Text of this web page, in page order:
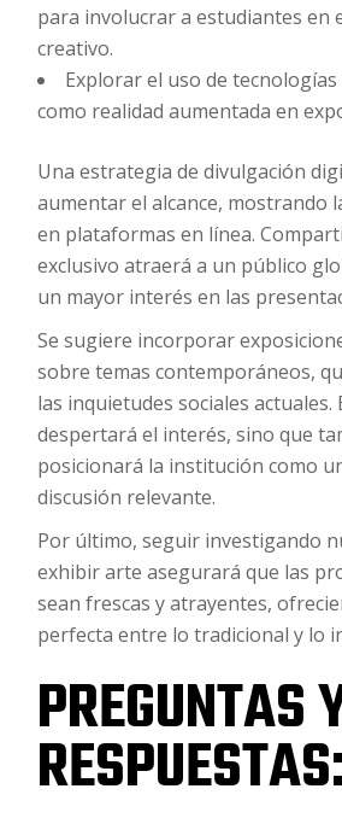
para involucrar a estudiantes en
creativo.
Explorar el uso de
como realidad aumentada en
Una estrategia de divulgación
aumentar el alcance, mostrando
en plataformas en línea.
exclusivo atraerá a un público
un mayor interés en las
Se sugiere incorporar
sobre temas contemporáneos,
las inquietudes sociales actuales.
despertará el interés, sino que
posicionará la institución como
discusión relevante.
Por último, seguir investigando
exhibir arte asegurará que las
sean frescas y atrayentes,
perfecta entre lo tradicional y lo
PREGUNTAS
RESPUESTAS: